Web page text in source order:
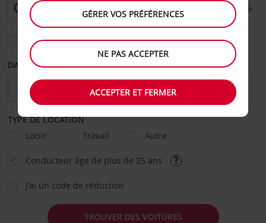
Sélectionnez une autre agence de retour
DATE DE DÉPART DATE DE RETOUR
TYPE DE LOCATION
Loisir
Travail Autre
Conducteur âgé de plus de 25 ans
J’ai un code de réduction
TROUVER DES VOITURES
GÉRER VOS PRÉFÉRENCES
NE PAS ACCEPTER
ACCEPTER ET FERMER